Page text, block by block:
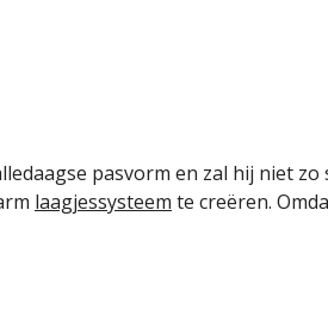
pasvorm en zal hij niet
laagjessysteem te creëren.